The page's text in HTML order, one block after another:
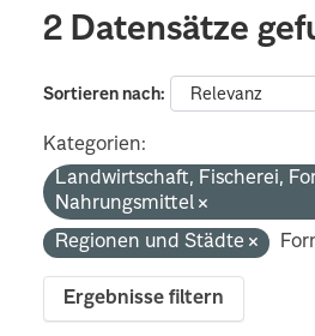
2 Datensätze
Sortieren nach
Kategorien:
Landwirtschaft, Fischerei,
Nahrungsmittel
Regionen und Städte
Ergebnisse filtern